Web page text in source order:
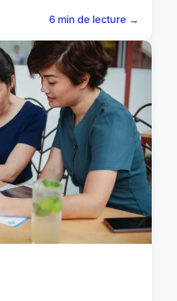
6 min de lecture →